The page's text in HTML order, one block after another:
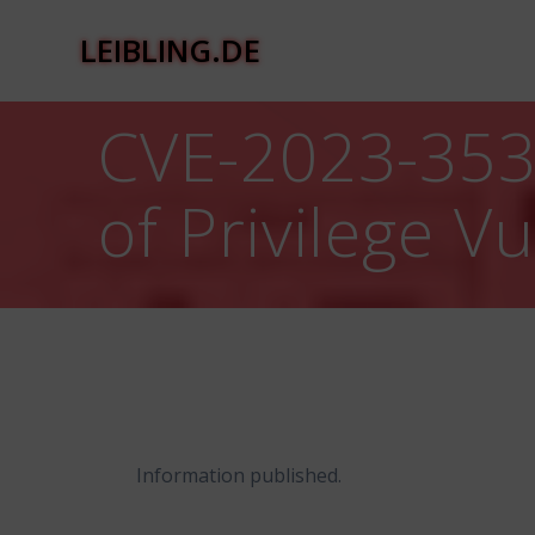
LEIBLING.DE
CVE-2023-
of Privilege
Information published.